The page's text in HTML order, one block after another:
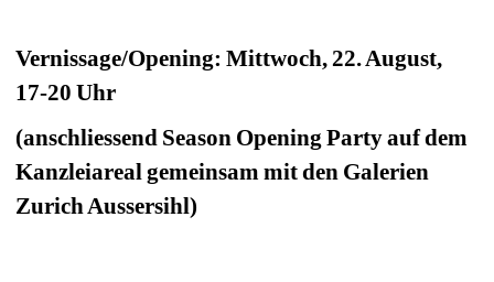
Vernissage/Opening: Mittwoch, 22. August,
17-20 Uhr
(anschliessend Season Opening Party auf dem
Kanzleiareal gemeinsam mit den Galerien
Zurich Aussersihl)